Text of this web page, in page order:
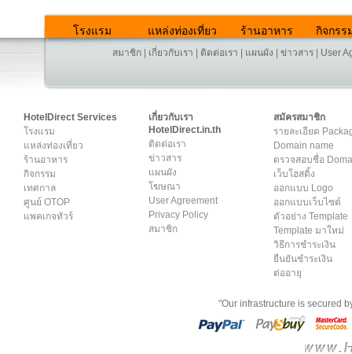
โรงแรม แหล่งท่องเที่ยว ร้านอาหาร กิจกรร
สมาชิก เกี่ยวกับเรา ติดต่อเรา แผนผัง ข่าวสาร User
HotelDirect Services
โรงแรม
แหล่งท่องเที่ยว
ร้านอาหาร
กิจกรรม
เทศกาล
ศูนย์ OTOP
แพคเกจทัวร์
เกี่ยวกับเรา
HotelDirect.in.th
ติดต่อเรา
ข่าวสาร
แผนผัง
โฆษณา
User Agreement
Privacy Policy
สมาชิก
สมัครสมาชิก
รายละเอียด
Domain name
ตรวจสอบชื่อ
เว็บโฮสติ้ง
ออกแบบ Logo
ออกแบบเว็บไซต์
ตัวอย่าง Template
Template มาใหม่
วิธีการชำระเงิน
ยืนยันชำระเงิน
ต่ออายุ
"Our infrastructure is secured